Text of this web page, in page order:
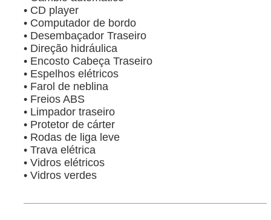
• CD player
• Computador de bordo
• Desembaçador Traseiro
• Direção hidráulica
• Encosto Cabeça Traseiro
• Espelhos elétricos
• Farol de neblina
• Freios ABS
• Limpador traseiro
• Protetor de cárter
• Rodas de liga leve
• Trava elétrica
• Vidros elétricos
• Vidros verdes